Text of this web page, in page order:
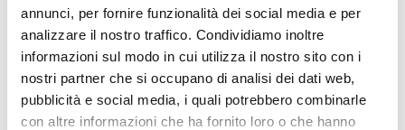
annunci, per fornire funzionalità dei social media e per
analizzare il nostro traffico. Condividiamo inoltre
informazioni sul modo in cui utilizza il nostro sito con i
nostri partner che si occupano di analisi dei dati web,
pubblicità e social media, i quali potrebbero combinarle
con altre informazioni che ha fornito loro o che hanno